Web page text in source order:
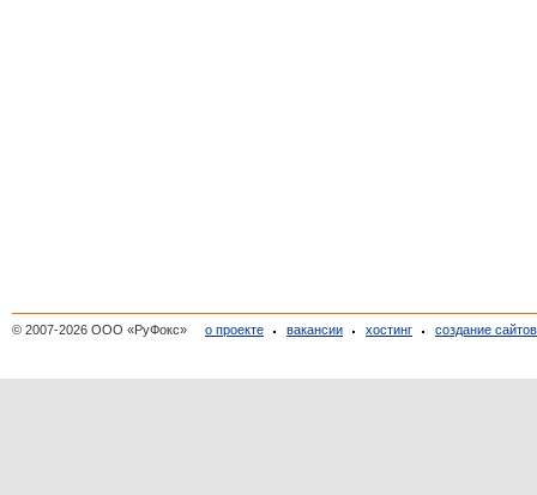
© 2007-2026 ООО «РуФокс» о проекте вакансии хостинг создание сайтов